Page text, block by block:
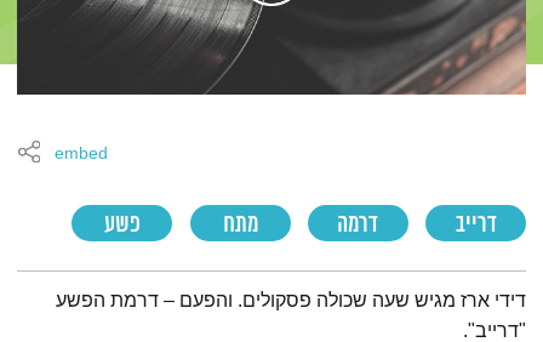
דרייב דרמה מתח פשע
embed
תמצית הפודקאסט
דידי ארז מגיש שעה שכולה פסקולים. והפעם – דרמת הפשע
"דרייב".